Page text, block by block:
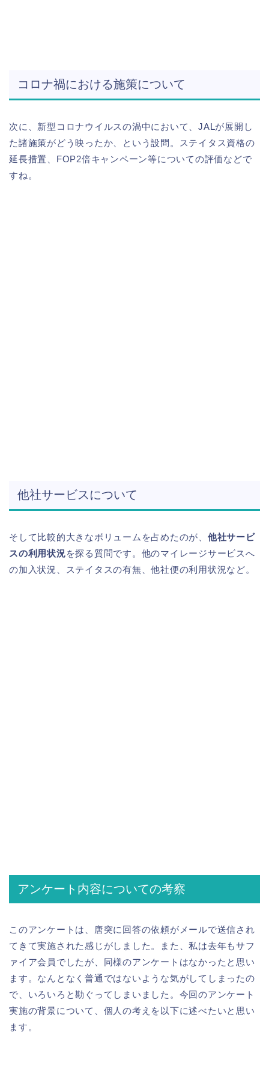
コロナ禍における施策について
次に、新型コロナウイルスの渦中において、JALが展開し
た諸施策がどう映ったか、という設問。ステイタス資格の
延長措置、FOP2倍キャンペーン等についての評価などで
すね。
他社サービスについて
そして比較的大きなボリュームを占めたのが、 他社サービ
スの利用状況を探る質問です。他のマイレージサービスへ
の加入状況、ステイタスの有無、他社便の利用状況など。
アンケート内容についての考察
このアンケートは、唐突に回答の依頼がメールで送信され
てきて実施された感じがしました。また、私は去年もサフ
ァイア会員でしたが、同様のアンケートはなかったと思い
ます。なんとなく普通ではないような気がしてしまったの
で、いろいろと勘ぐってしまいました。今回のアンケート
実施の背景について、個人の考えを以下に述べたいと思い
ます。